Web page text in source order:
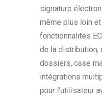
signature
même plus loin
fonctionnalités
de la distribution,
dossiers, case
intégrations
pour l’utilisateur